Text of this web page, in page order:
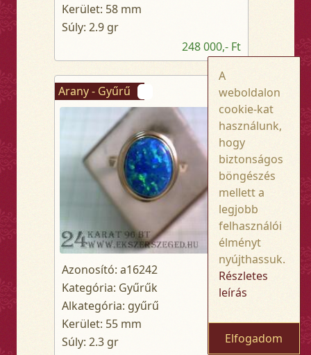
Kerület: 58 mm
Súly: 2.9 gr
248 000,- Ft
Arany - Gyűrű
Azonosító: a16242
Kategória: Gyűrűk
Alkategória: gyűrű
Kerület: 55 mm
Súly: 2.3 gr
A
weboldalon
cookie-kat
használunk,
hogy
biztonságos
böngészés
mellett a
legjobb
felhasználói
élményt
nyújthassuk.
Részletes
leírás
Elfogadom